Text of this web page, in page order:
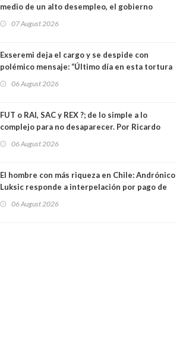
medio de un alto desempleo, el gobierno
07 August 2026
Exseremi deja el cargo y se despide con
polémico mensaje: “Último día en esta tortura
06 August 2026
FUT o RAI, SAC y REX ?; de lo simple a lo
complejo para no desaparecer. Por Ricardo
06 August 2026
El hombre con más riqueza en Chile: Andrónico
Luksic responde a interpelación por pago de
día que me muera”
06 August 2026